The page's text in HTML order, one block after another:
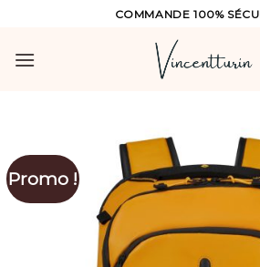
content
COMMANDE 100%
Promo !